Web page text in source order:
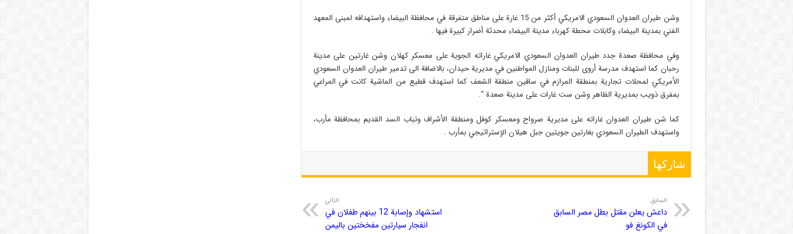
وشن طيران العدوان السعودي الامريكي أكثر من 15 غارة على مناطق متفرقة في محافظة البيضاء واستهدافه لمبنى المعهد
الفني بمدينة البيضاء وكابلات محطة كهرباء مدينة البيضاء محدثة أضرار كبيرة فيها .
وفي محافظة صعدة جدد طيران العدوان السعودي الامريكي غاراته الجوية على معسكر كهلان وشن غارتين على مدينة
رحبان كما استهدف مدرسة أروى للبنات ومنازل المواطنين في مديرية حيدان، بالاضافة الى تدمير طيران العدوان السعودي
الأمريكي لمحلات تجارية بمنطقة المرازم في ساقين منطقة الشعف كما استهدف قطيع من الماشية كانت في المراعي
بمفرق ذويب بمديرية الظاهر وشن ست غارات على مدينة صعدة “.
كما شن طيران العدوان غاراته على مديرية صرواح ومعسكر كوفل ومنطقة الأشراف وتباب السد القديم بمحافظة مأرب،
واستهدف الطيران السعودي بغارتين جويتين جبل هيلان الإستراتيجي بمأرب .
شاركها
السابق
داعش يعلن مقتل بطل مصر السابق
في الكونغ فو
التالي
استشهاد وإصابة 12 بينهم طفلان في
انفجار سيارتين مفخختين باليمن